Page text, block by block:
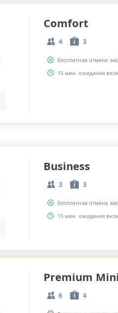
Comfort
4 3
Бесплатная отмена
15 мин. ожидания
Business
3 3
Бесплатная отмена
15 мин. ожидания
Premium
6 4